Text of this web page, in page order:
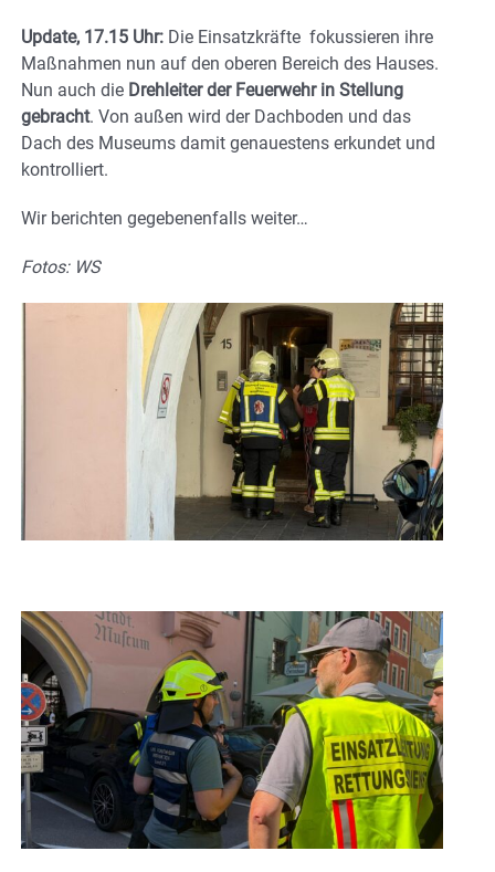
Update, 17.15 Uhr: Die Einsatzkräfte fokussieren ihre
Maßnahmen nun auf den oberen Bereich des Hauses.
Nun auch die Drehleiter der Feuerwehr in Stellung
gebracht. Von außen wird der Dachboden und das
Dach des Museums damit genauestens erkundet und
kontrolliert.
Wir berichten gegebenenfalls weiter…
Fotos: WS